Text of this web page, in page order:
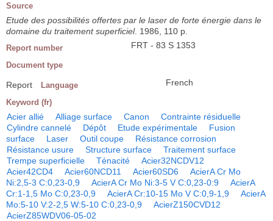
Source
Etude des possibilités offertes par le laser de forte énergie dans le
domaine du traitement superficiel. 1986, 110 p.
Report number FRT - 83 S 1353
Document type
Report Language French
Keyword (fr)
Acier allié Alliage surface Canon
Contrainte résiduelle
Cylindre cannelé
Dépôt Etude expérimentale
Fusion
surface
Laser Outil coupe
Résistance corrosion
Résistance usure
Structure surface
Traitement surface
Trempe superficielle
Ténacité
Acier32NCDV12
Acier42CD4
Acier60NCD11 Acier60SD6
AcierA Cr Mo
Ni:2,5-3 C:0,23-0,9
AcierA Cr Mo Ni:3-5 V C:0,23-0:9
AcierA
Cr:1-1,5 Mo C:0,23-0,9
AcierA Cr:10-15 Mo V C:0,9-1,9
AcierA
Mo:5-10 V:2-2,5 W:5-10 C:0,23-0,9
AcierZ150CVD12
AcierZ85WDV06-05-02